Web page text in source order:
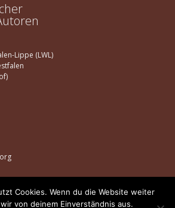
Lippe (LWL)
Cookies. Wenn du die Website weiter
von deinem Einverständnis aus.